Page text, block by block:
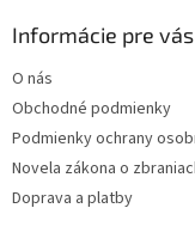
Informácie pre vás
O nás
Obchodné podmienky
Podmienky ochrany
Novela zákona o
Doprava a platby